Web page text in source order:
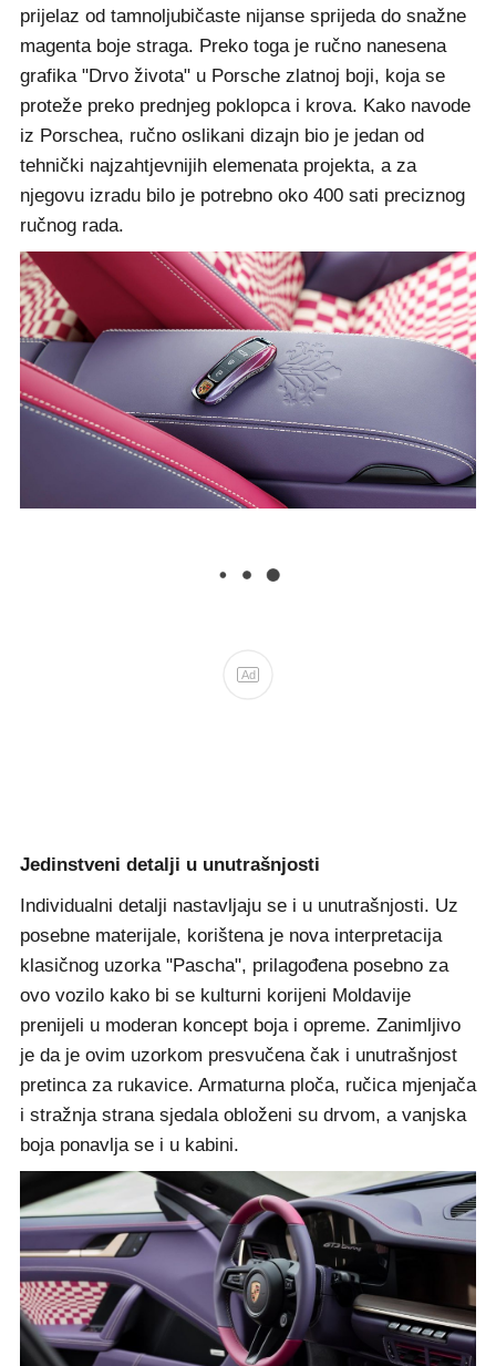
prijelaz od tamnoljubičaste nijanse sprijeda do snažne
magenta boje straga. Preko toga je ručno nanesena
grafika "Drvo života" u Porsche zlatnoj boji, koja se
proteže preko prednjeg poklopca i krova. Kako navode
iz Porschea, ručno oslikani dizajn bio je jedan od
tehnički najzahtjevnijih elemenata projekta, a za
njegovu izradu bilo je potrebno oko 400 sati preciznog
ručnog rada.
Ad
Jedinstveni detalji u unutrašnjosti
Individualni detalji nastavljaju se i u unutrašnjosti. Uz
posebne materijale, korištena je nova interpretacija
klasičnog uzorka "Pascha", prilagođena posebno za
ovo vozilo kako bi se kulturni korijeni Moldavije
prenijeli u moderan koncept boja i opreme. Zanimljivo
je da je ovim uzorkom presvučena čak i unutrašnjost
pretinca za rukavice. Armaturna ploča, ručica mjenjača
i stražnja strana sjedala obloženi su drvom, a vanjska
boja ponavlja se i u kabini.